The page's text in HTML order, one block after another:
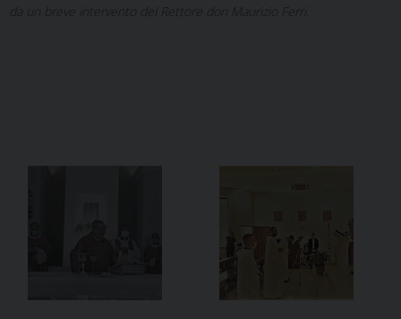
da un breve intervento del Rettore don Maurizio Ferri.